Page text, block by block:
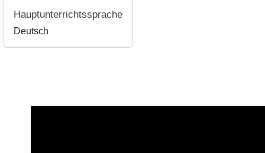
Hauptunterrichtssprache
Deutsch